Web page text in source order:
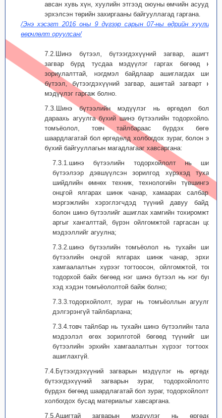
авсан хувь хүн, хуулийн этгээд оюуны өмчийн асуудал
эрхэлсэн төрийн захиргааны байгууллагад гаргана.
/Энэ хэсэгт 2016 оны 9 дүгээр сарын 07-ны өдрийн хуулиар
өөрчлөлт оруулсан/
7.2.Шинэ бүтээл, бүтээгдэхүүний загвар, ашигтай
загвар бүрд тусдаа мэдүүлэг гаргах бөгөөд нэг
зориулалттай, нэгдмэл байдлаар ашиглагдах шинэ
бүтээл, бүтээгдэхүүний загвар, ашигтай загварт нэг
мэдүүлэг гаргаж болно.
7.З.Шинэ бүтээлийн мэдүүлэг нь өргөдөл болон
дараахь агуулга бүхий шинэ бүтээлийн тодорхойлолт,
томъёолол, товч тайлбараас бүрдэх бөгөөд
шаардлагатай бол өргөдөлд холбогдох зураг, болон эрх
бүхий байгууллагын магадлагааг хавсаргана:
7.3.1.шинэ бүтээлийн тодорхойлолт нь шинэ
бүтээлээр дэвшүүлсэн зорилгод хүрэхэд тухайн
шийдлийн өмнөх техник, технологийн түвшингээс
онцгой ялгарах шинж чанар, хамаарах салбарын
мэргэжлийн хэрэглэгчдэд түүний давуу байдал
болон шинэ бүтээлийг ашиглах хамгийн тохиромжтой
аргыг хангалттай, бүрэн ойлгомжтой гаргасан цогц
мэдээллийг агуулна;
7.3.2.шинэ бүтээлийн томъёолол нь тухайн шинэ
бүтээлийн онцгой ялгарах шинж чанар, эрхийн
хамгаалалтын хүрээг тогтоосон, ойлгомжтой, товч,
тодорхой байх бөгөөд нэг шинэ бүтээл нь нэг буюу
хэд хэдэн томъёололтой байж болно;
7.3.3.тодорхойлолт, зураг нь томъёоллын агуулгыг
дэлгэрэнгүй тайлбарлана;
7.3.4.товч тайлбар нь тухайн шинэ бүтээлийн талаар
мэдээлэл өгөх зорилготой бөгөөд түүнийг шинэ
бүтээлийн эрхийн хамгаалалтын хүрээг тогтооход
ашиглахгүй.
7.4.Бүтээгдэхүүний загварын мэдүүлэг нь өргөдөл,
бүтээгдэхүүний загварын зураг, тодорхойлолтоос
бүрдэх бөгөөд шаардлагатай бол зураг, тодорхойлолтод
холбогдох бусад материалыг хавсаргана.
7.5.Ашигтай загварын мэдүүлэг нь өргөдөл,